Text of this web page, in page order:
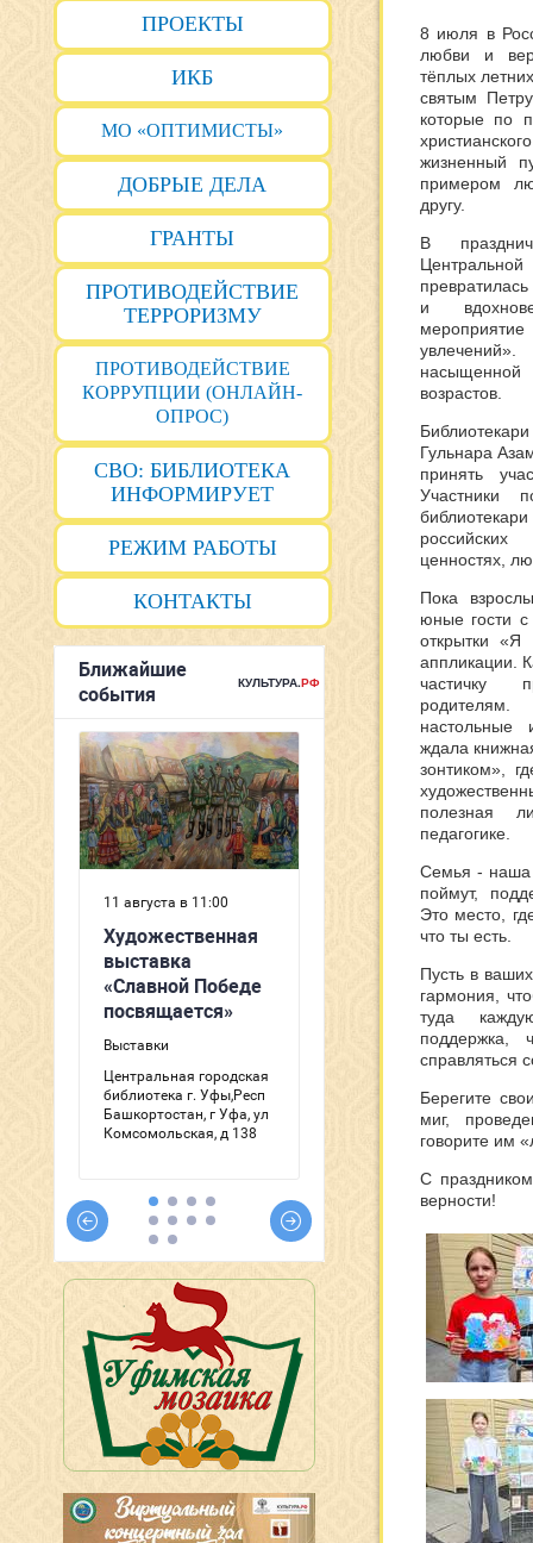
ПРОЕКТЫ
ИКБ
МО «ОПТИМИСТЫ»
ДОБРЫЕ ДЕЛА
ГРАНТЫ
ПРОТИВОДЕЙСТВИЕ
ТЕРРОРИЗМУ
ПРОТИВОДЕЙСТВИЕ
КОРРУПЦИИ (ОНЛАЙН-
ОПРОС)
СВО: БИБЛИОТЕКА
ИНФОРМИРУЕТ
РЕЖИМ РАБОТЫ
КОНТАКТЫ
8 июля в
любви и
тёплых
святым
которые по
жизненный
примером
другу.
В
и
возрастов.
Гульнара
принять
Участники
библиотекари
ценностях,
Пока
юные гости
открытки
аппликации.
частичку
ждала
зонтиком»,
полезная
педагогике.
Семья - наша
поймут,
Это место,
что ты есть.
Пусть в
гармония,
туда
поддержка,
справляться
Берегите
миг,
говорите им
С
верности!